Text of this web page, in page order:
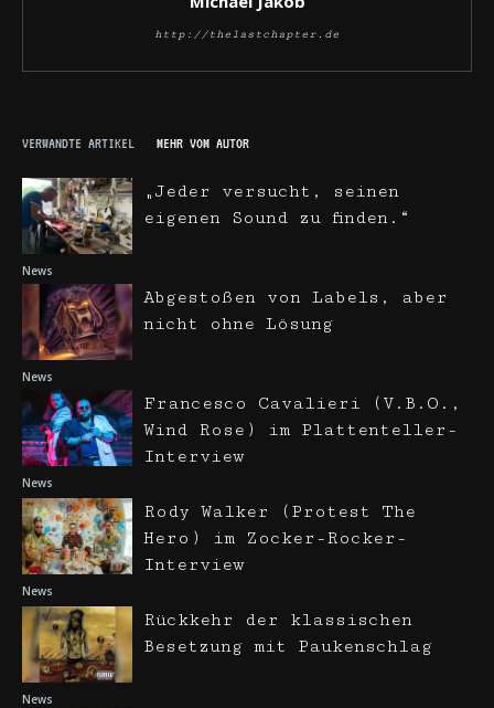
http://thelastchapter.de
VERWANDTE ARTIKEL MEHR VOM AUTOR
News
„Jeder versucht, seinen
eigenen Sound zu finden.“
News
Abgestoßen von Labels, aber
nicht ohne Lösung
News
Francesco Cavalieri (V.B.O.,
Wind Rose) im Plattenteller-
Interview
News
Rody Walker (Protest The
Hero) im Zocker-Rocker-
Interview
News
Rückkehr der klassischen
Besetzung mit Paukenschlag